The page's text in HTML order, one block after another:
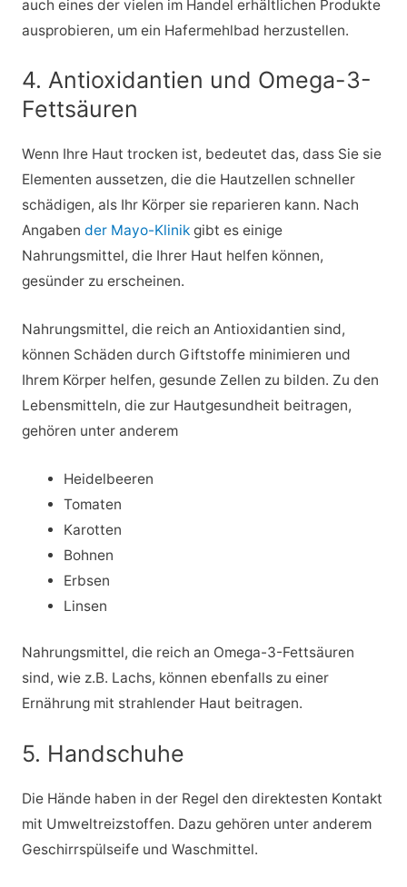
auch eines der vielen im Handel erhältlichen Produkte
ausprobieren, um ein Hafermehlbad herzustellen.
4. Antioxidantien und Omega-3-
Fettsäuren
Wenn Ihre Haut trocken ist, bedeutet das, dass Sie sie
Elementen aussetzen, die die Hautzellen schneller
schädigen, als Ihr Körper sie reparieren kann. Nach
Angaben der Mayo-Klinikgibt es einige
Nahrungsmittel, die Ihrer Haut helfen können,
gesünder zu erscheinen.
Nahrungsmittel, die reich an Antioxidantien sind,
können Schäden durch Giftstoffe minimieren und
Ihrem Körper helfen, gesunde Zellen zu bilden. Zu den
Lebensmitteln, die zur Hautgesundheit beitragen,
gehören unter anderem
Heidelbeeren
Tomaten
Karotten
Bohnen
Erbsen
Linsen
Nahrungsmittel, die reich an Omega-3-Fettsäuren
sind, wie z.B. Lachs, können ebenfalls zu einer
Ernährung mit strahlender Haut beitragen.
5. Handschuhe
Die Hände haben in der Regel den direktesten Kontakt
mit Umweltreizstoffen. Dazu gehören unter anderem
Geschirrspülseife und Waschmittel.